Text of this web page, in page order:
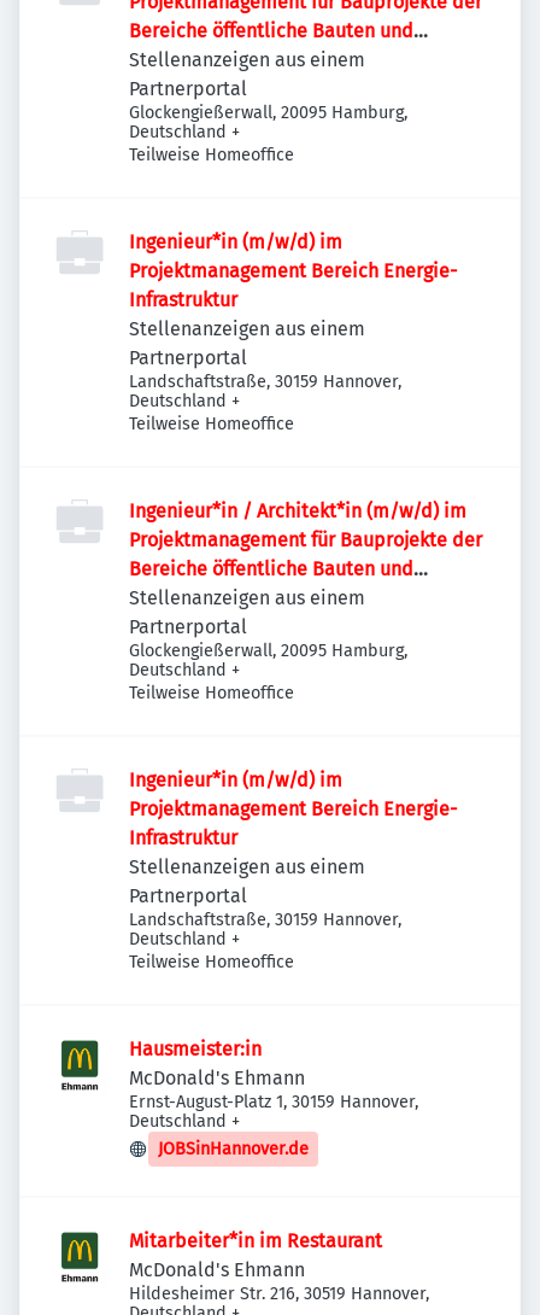
Bereiche öffentliche Bauten und
Industriebauten / Infrastruktur
Stellenanzeigen aus einem
Partnerportal
Glockengießerwall, 20095 Hamburg,
Deutschland +
Teilweise Homeoffice
Ingenieur*in (m/w/d) im
Projektmanagement Bereich Energie-
Infrastruktur
Stellenanzeigen aus einem
Partnerportal
Landschaftstraße, 30159 Hannover,
Deutschland +
Teilweise Homeoffice
Ingenieur*in / Architekt*in (m/w/d) im
Projektmanagement für Bauprojekte der
Bereiche öffentliche Bauten und
Industriebauten / Infrastruktur
Stellenanzeigen aus einem
Partnerportal
Glockengießerwall, 20095 Hamburg,
Deutschland +
Teilweise Homeoffice
Ingenieur*in (m/w/d) im
Projektmanagement Bereich Energie-
Infrastruktur
Stellenanzeigen aus einem
Partnerportal
Landschaftstraße, 30159 Hannover,
Deutschland +
Teilweise Homeoffice
Hausmeister:in
McDonald's Ehmann
Ernst-August-Platz 1, 30159 Hannover,
Deutschland +
JOBSinHannover.de
Mitarbeiter*in im Restaurant
McDonald's Ehmann
Hildesheimer Str. 216, 30519 Hannover,